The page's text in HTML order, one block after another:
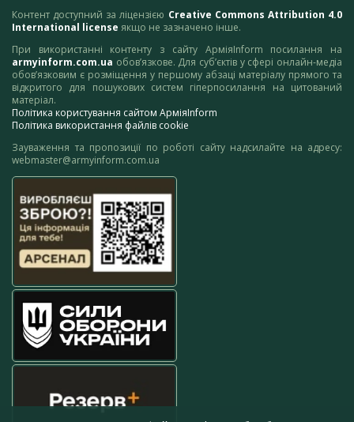
Контент доступний за ліцензією Creative Commons Attribution 4.0
International license якщо не зазначено інше.
При використанні контенту з сайту АрміяInform посилання на
armyinform.com.ua обов’язкове. Для суб’єктів у сфері онлайн-медіа
обов’язковим є розміщення у першому абзаці матеріалу прямого та
відкритого для пошукових систем гіперпосилання на цитований
матеріал.
Політика користування сайтом АрміяInform
Політика використання файлів cookie
Зауваження та пропозиції по роботі сайту надсилайте на адресу:
webmaster@armyinform.com.ua